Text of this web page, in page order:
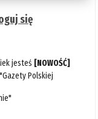
się
jesteś [NOWOŚĆ]
Polskiej